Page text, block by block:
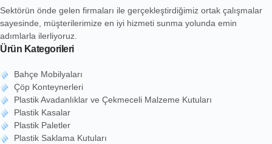
Sektörün önde gelen firmaları ile gerçekleştirdiğimiz ortak çalışmalar
sayesinde, müşterilerimize en iyi hizmeti sunma yolunda emin
adımlarla ilerliyoruz.
Ürün Kategorileri
Bahçe Mobilyaları
Çöp Konteynerleri
Plastik Avadanlıklar ve Çekmeceli Malzeme Kutuları
Plastik Kasalar
Plastik Paletler
Plastik Saklama Kutuları